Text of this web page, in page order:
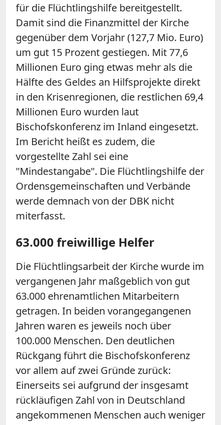
für die Flüchtlingshilfe bereitgestellt.
Damit sind die Finanzmittel der Kirche
gegenüber dem Vorjahr (127,7 Mio. Euro)
um gut 15 Prozent gestiegen. Mit 77,6
Millionen Euro ging etwas mehr als die
Hälfte des Geldes an Hilfsprojekte direkt
in den Krisenregionen, die restlichen 69,4
Millionen Euro wurden laut
Bischofskonferenz im Inland eingesetzt.
Im Bericht heißt es zudem, die
vorgestellte Zahl sei eine
"Mindestangabe". Die Flüchtlingshilfe der
Ordensgemeinschaften und Verbände
werde demnach von der DBK nicht
miterfasst.
63.000 freiwillige Helfer
Die Flüchtlingsarbeit der Kirche wurde im
vergangenen Jahr maßgeblich von gut
63.000 ehrenamtlichen Mitarbeitern
getragen. In beiden vorangegangenen
Jahren waren es jeweils noch über
100.000 Menschen. Den deutlichen
Rückgang führt die Bischofskonferenz
vor allem auf zwei Gründe zurück:
Einerseits sei aufgrund der insgesamt
rückläufigen Zahl von in Deutschland
angekommenen Menschen auch weniger